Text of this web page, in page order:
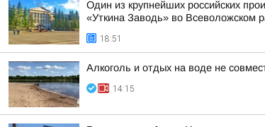
Один из крупнейших российских
«Уткина Заводь» во Всеволожском
18:51
Алкоголь и отдых на воде не
14:15